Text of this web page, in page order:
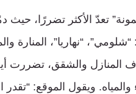
“نهاريا”، المنارة
المنازل والشقق، تضررت
والمياه. ويقول الموقع: